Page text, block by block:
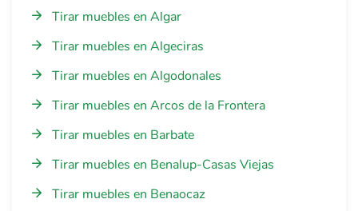
Tirar muebles en Algar
Tirar muebles en Algeciras
Tirar muebles en Algodonales
Tirar muebles en Arcos de la Frontera
Tirar muebles en Barbate
Tirar muebles en Benalup-Casas Viejas
Tirar muebles en Benaocaz